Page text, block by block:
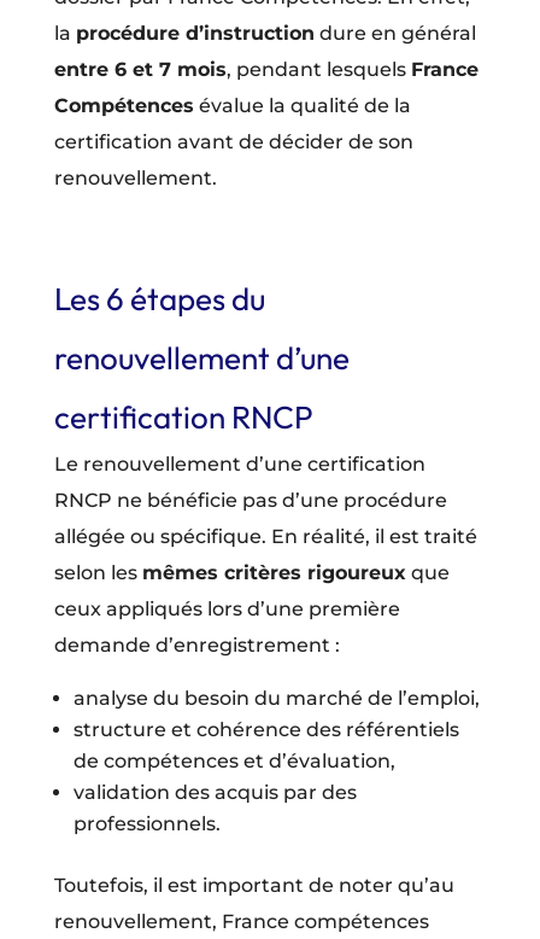
la procédure d’instruction dure en général
entre 6 et 7 mois, pendant lesquels France
Compétences évalue la qualité de la
certification avant de décider de son
renouvellement.
Les 6 étapes du
renouvellement d’une
certification RNCP
Le renouvellement d’une certification
RNCP ne bénéficie pas d’une procédure
allégée ou spécifique. En réalité, il est traité
selon les mêmes critères rigoureuxque
ceux appliqués lors d’une première
demande d’enregistrement :
analyse du besoin du marché de l’emploi,
structure et cohérence des référentiels
de compétences et d’évaluation,
validation des acquis par des
professionnels.
Toutefois, il est important de noter qu’au
renouvellement, France compétences